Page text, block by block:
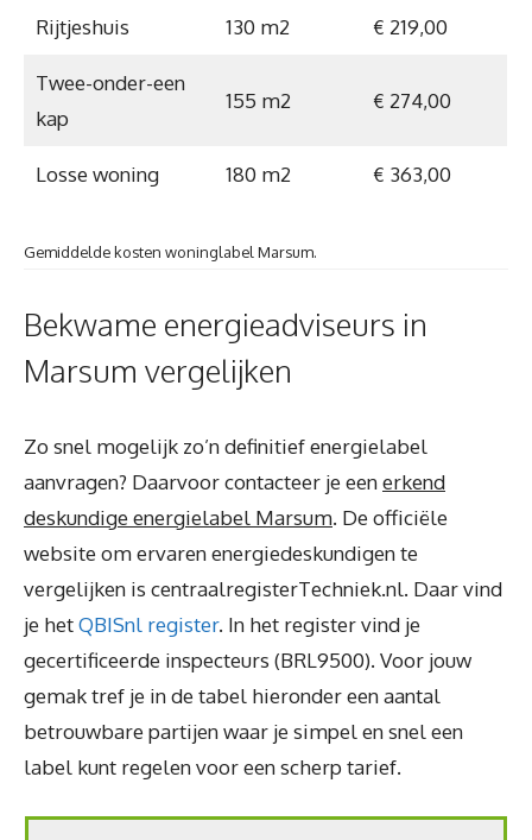
Rijtjeshuis 130 m2 € 219,00
Twee-onder-een
kap
155 m2 € 274,00
Losse woning 180 m2 € 363,00
Gemiddelde kosten woninglabel Marsum.
Bekwame energieadviseurs in
Marsum vergelijken
Zo snel mogelijk zo’n definitief energielabel
aanvragen? Daarvoor contacteer je eenerkend
deskundige energielabel Marsum. De officiële
website om ervaren energiedeskundigen te
vergelijken is centraalregisterTechniek.nl. Daar vind
je hetQBISnl register. In het register vind je
gecertificeerde inspecteurs (BRL9500). Voor jouw
gemak tref je in de tabel hieronder een aantal
betrouwbare partijen waar je simpel en snel een
label kunt regelen voor een scherp tarief.